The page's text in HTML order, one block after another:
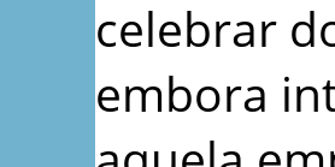
celebrar
embora